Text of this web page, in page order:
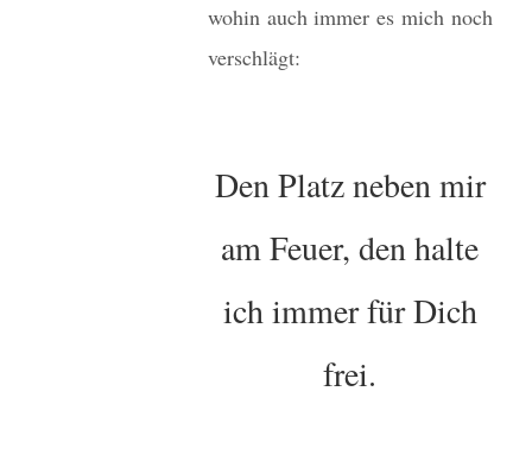
wohin auch immer es mich noch
verschlägt:
Den Platz neben mir
am Feuer, den halte
ich immer für Dich
frei.